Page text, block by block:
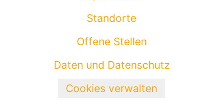
Standorte
Offene Stellen
Daten und Datenschutz
Cookies verwalten